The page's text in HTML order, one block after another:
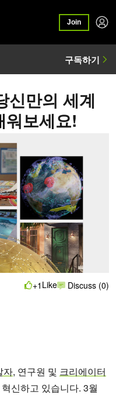
Join
신만의 세계
워보세요!
+1 Like Discuss (0)
자, 연구원 및 크리에이터
신하고 있습니다. 3월